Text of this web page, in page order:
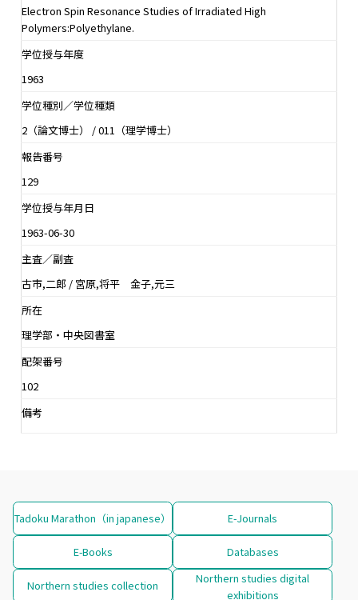
Electron Spin Resonance Studies of Irradiated High
Polymers:Polyethylane.
学位授与年度
1963
学位種別／学位種類
2（論文博士） / 011（理学博士）
報告番号
129
学位授与年月日
1963-06-30
主査／副査
古市,二郎 / 宮原,将平 金子,元三
所在
理学部・中央図書室
配架番号
102
備考
Tadoku Marathon（in japanese） E-Journals
E-Books Databases
Northern studies collection
Northern studies digital
exhibitions